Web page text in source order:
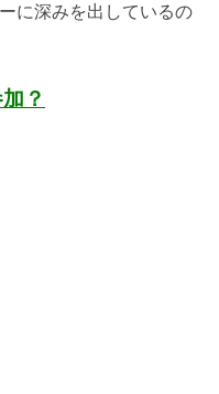
に深みを出しているの
？